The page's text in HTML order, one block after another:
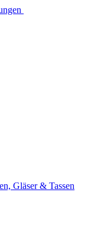
Gläser & Tassen